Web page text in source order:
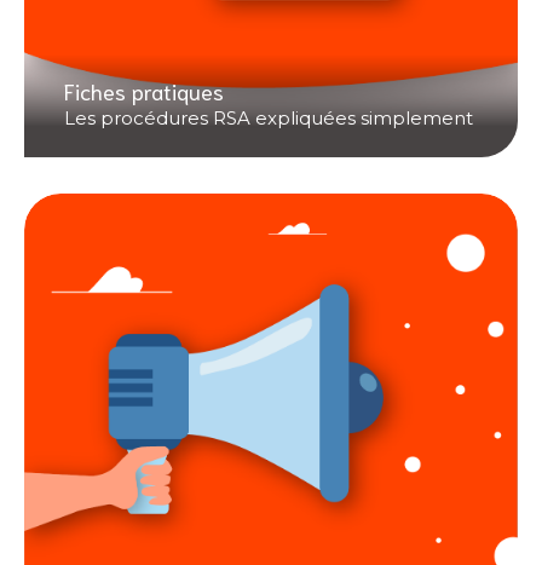
Fiches pratiques
Les procédures RSA expliquées simplement